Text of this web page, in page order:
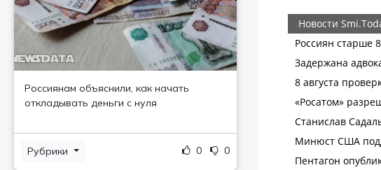
Россиянам объяснили, как начать
откладывать деньги с нуля
Рубрики 0 0